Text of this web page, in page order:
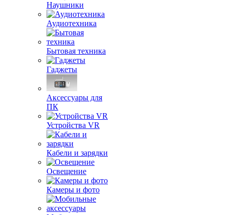
Наушники
Аудиотехника
Бытовая техника
Гаджеты
Аксессуары для
ПК
Устройства VR
Кабели и зарядки
Освещение
Камеры и фото